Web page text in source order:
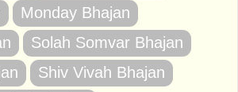
Monday Bhajan
Solah Somvar Bhajan
Shiv Vivah Bhajan